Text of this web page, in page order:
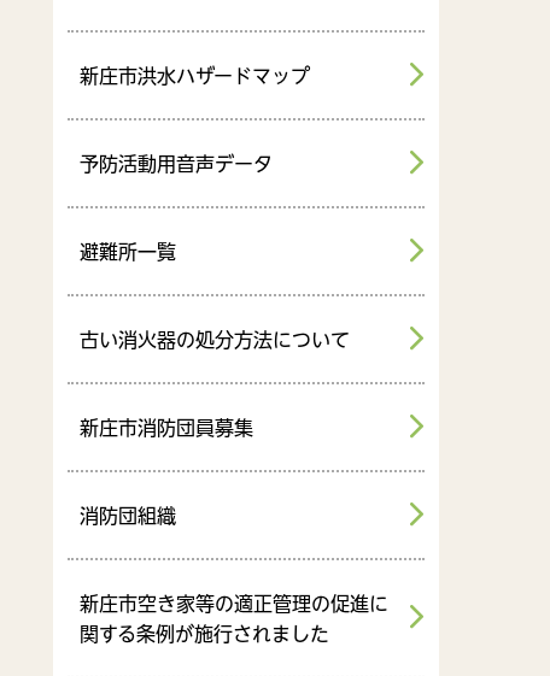
新庄市洪水ハザードマップ
予防活動用音声データ
避難所一覧
古い消火器の処分方法について
新庄市消防団員募集
消防団組織
新庄市空き家等の適正管理の促進に
関する条例が施行されました